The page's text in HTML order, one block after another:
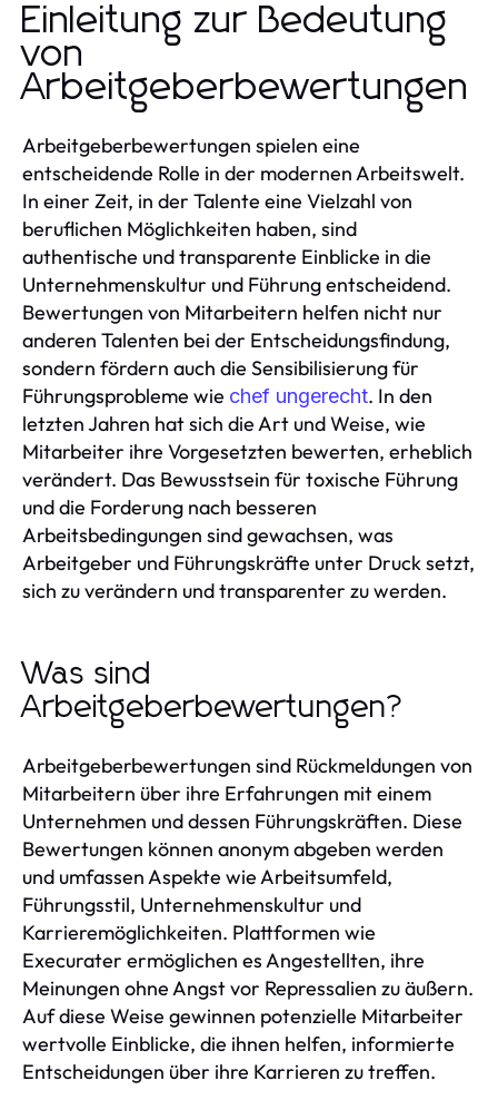
Einleitung zur Bedeutung
von
Arbeitgeberbewertungen
Arbeitgeberbewertungen spielen eine
entscheidende Rolle in der modernen Arbeitswelt.
In einer Zeit, in der Talente eine Vielzahl von
beruflichen Möglichkeiten haben, sind
authentische und transparente Einblicke in die
Unternehmenskultur und Führung entscheidend.
Bewertungen von Mitarbeitern helfen nicht nur
anderen Talenten bei der Entscheidungsfindung,
sondern fördern auch die Sensibilisierung für
Führungsprobleme wie chef ungerecht. In den
letzten Jahren hat sich die Art und Weise, wie
Mitarbeiter ihre Vorgesetzten bewerten, erheblich
verändert. Das Bewusstsein für toxische Führung
und die Forderung nach besseren
Arbeitsbedingungen sind gewachsen, was
Arbeitgeber und Führungskräfte unter Druck setzt,
sich zu verändern und transparenter zu werden.
Was sind
Arbeitgeberbewertungen?
Arbeitgeberbewertungen sind Rückmeldungen von
Mitarbeitern über ihre Erfahrungen mit einem
Unternehmen und dessen Führungskräften. Diese
Bewertungen können anonym abgeben werden
und umfassen Aspekte wie Arbeitsumfeld,
Führungsstil, Unternehmenskultur und
Karrieremöglichkeiten. Plattformen wie
Execurater ermöglichen es Angestellten, ihre
Meinungen ohne Angst vor Repressalien zu äußern.
Auf diese Weise gewinnen potenzielle Mitarbeiter
wertvolle Einblicke, die ihnen helfen, informierte
Entscheidungen über ihre Karrieren zu treffen.